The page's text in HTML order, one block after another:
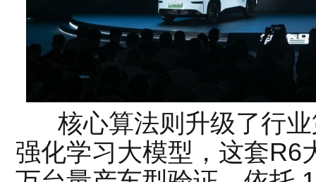
核心算法则升级了行业
强化学习大模型，这套R6